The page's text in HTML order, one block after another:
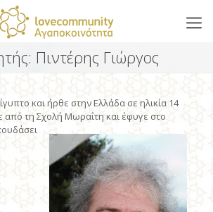
Πιντέρης Γιώργος
και ήρθε στην Eλλάδα σε ηλικία 14
από τη Σχολή Mωραΐτη και έφυγε στο